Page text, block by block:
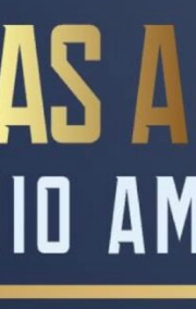
NACIONALES